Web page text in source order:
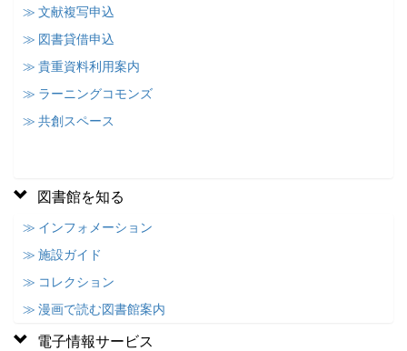
≫ 文献複写申込
≫ 図書貸借申込
≫ 貴重資料利用案内
≫ ラーニングコモンズ
≫ 共創スペース
図書館を知る
≫ インフォメーション
≫ 施設ガイド
≫ コレクション
≫ 漫画で読む図書館案内
電子情報サービス